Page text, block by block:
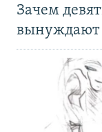
Зачем
вынуждают